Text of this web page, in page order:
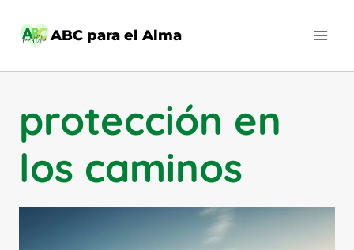
ABC para el Alma
protección en
los caminos